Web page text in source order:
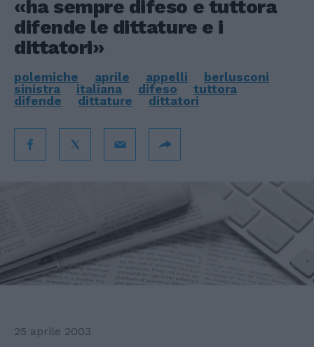
«ha sempre difeso e tuttora
difende le dittature e i
dittatori»
polemiche aprile appelli
berlusconi
sinistra
italiana difeso
tuttora
difende
dittature dittatori
25 aprile 2003